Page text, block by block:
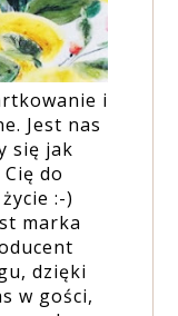
i
Jest nas
się jak
do
:-)
marka
dzięki
w gości,